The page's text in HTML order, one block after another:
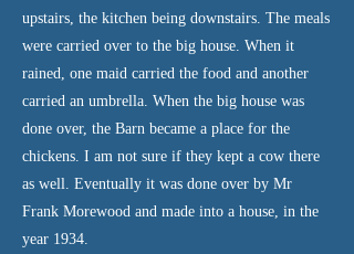
upstairs, the kitchen being downstairs. The meals
were carried over to the big house. When it
rained, one maid carried the food and another
carried an umbrella. When the big house was
done over, the Barn became a place for the
chickens. I am not sure if they kept a cow there
as well. Eventually it was done over by Mr
Frank Morewood and made into a house, in the
year 1934.